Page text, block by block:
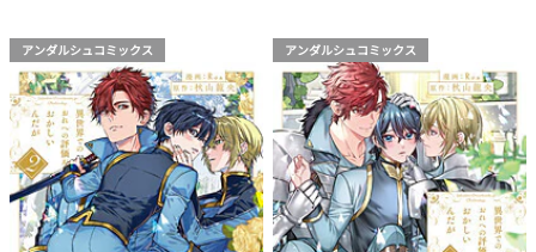
アンダルシュコミックス アンダルシュコミックス